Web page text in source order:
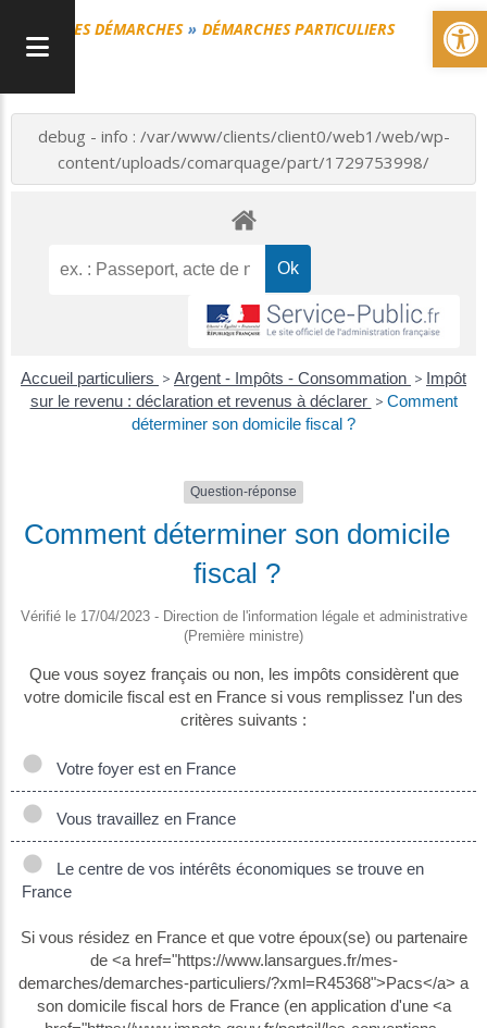
MES DÉMARCHES DÉMARCHES PARTICULIERS
debug - info : /var/www/clients/client0/web1/web/wp-
content/uploads/comarquage/part/1729753998/
Accueil particuliers > Argent - Impôts - Consommation > Impôt
sur le revenu : déclaration et revenus à déclarer > Comment
déterminer son domicile fiscal ?
Question-réponse
Comment déterminer son domicile
fiscal ?
Vérifié le 17/04/2023 - Direction de l'information légale et administrative
(Première ministre)
Que vous soyez français ou non, les impôts considèrent que
votre domicile fiscal est en France si vous remplissez l'un des
critères suivants :
Votre foyer est en France
Vous travaillez en France
Le centre de vos intérêts économiques se trouve en
France
Si vous résidez en France et que votre époux(se) ou partenaire
de <a href="https://www.lansargues.fr/mes-
demarches/demarches-particuliers/?xml=R45368">Pacs</a> a
son domicile fiscal hors de France (en application d'une <a